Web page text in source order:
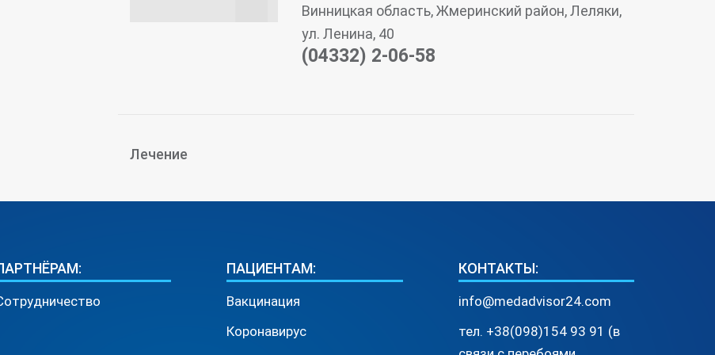
Винницкая область, Жмеринский район, Леляки,
ул. Ленина, 40
(04332) 2-06-58
Лечение
ПАЦИЕНТАМ:
Вакцинация
Коронавирус
КОНТАКТЫ:
info@medadvisor24.com
тел. +38(098)154 93 91 (в